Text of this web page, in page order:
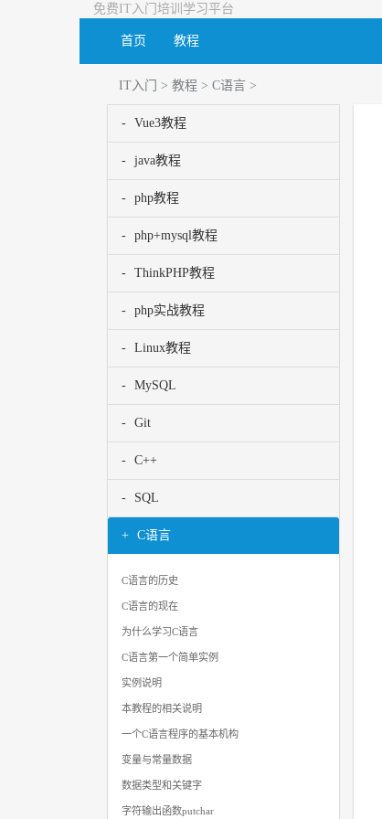
免费IT入门培训学习平台
首页 教程
IT入门 > 教程 > C语言 >
Vue3教程
java教程
php教程
php+mysql教程
ThinkPHP教程
php实战教程
Linux教程
MySQL
Git
C++
SQL
C语言
C语言的历史
C语言的现在
为什么学习C语言
C语言第一个简单实例
实例说明
本教程的相关说明
一个C语言程序的基本机构
变量与常量数据
数据类型和关键字
字符输出函数putchar